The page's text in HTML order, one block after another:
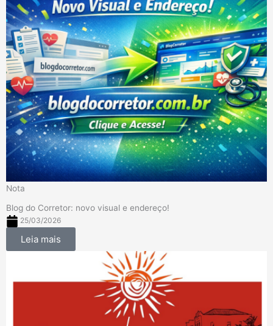
Nota
Blog do Corretor: novo visual e endereço!
25/03/2026
Leia mais